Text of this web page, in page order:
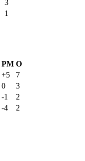
3
1
РМ О
+5
7
0
3
-1
2
-4
2